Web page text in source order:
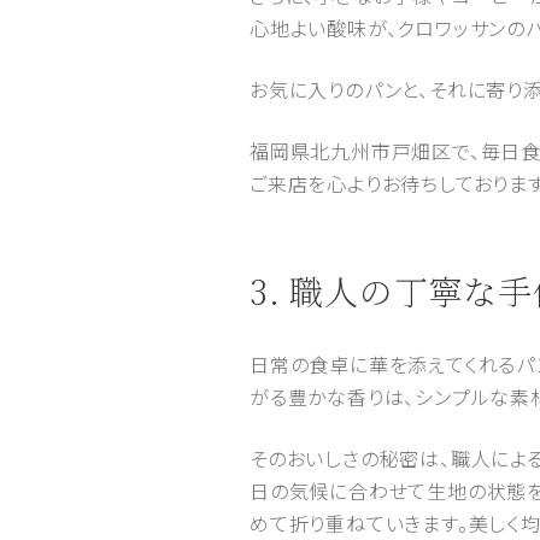
心地よい酸味が、クロワッサンの
お気に入りのパンと、それに寄
福岡県北九州市戸畑区で、毎日
ご来店を心よりお待ちしておりま
3. 職人の丁寧な
日常の食卓に華を添えてくれる
がる豊かな香りは、シンプルな
そのおいしさの秘密は、職人に
日の気候に合わせて生地の状態
めて折り重ねていきます。美しく